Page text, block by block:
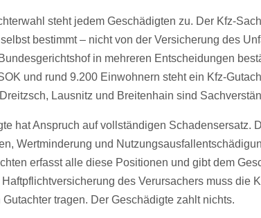
steht jedem Geschädigten zu. Der Kfz-
bestimmt – nicht von der Versicherung des
in mehreren Entscheidungen
und rund 9.200 Einwohnern steht ein Kfz-
Lausnitz und Breitenhain sind
hat Anspruch auf vollständigen Schadensersatz.
Wertminderung und
erfasst alle diese Positionen und gibt dem
des Verursachers muss die
tragen. Der Geschädigte zahlt nichts.